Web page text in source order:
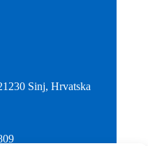
Sinj, Hrvatska